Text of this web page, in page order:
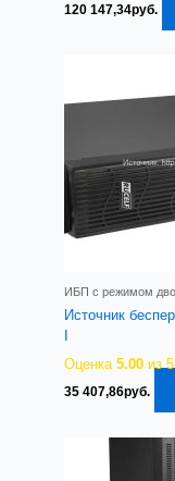
120 147,34руб.
ИБП с режимом
Источник
Оценка5.00 из 5
35 407,86руб.